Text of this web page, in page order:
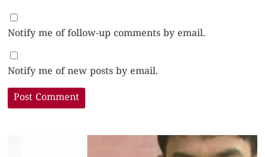
Notify me of follow-up comments by email.
Notify me of new posts by email.